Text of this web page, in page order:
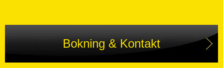
Bokning & Kontakt